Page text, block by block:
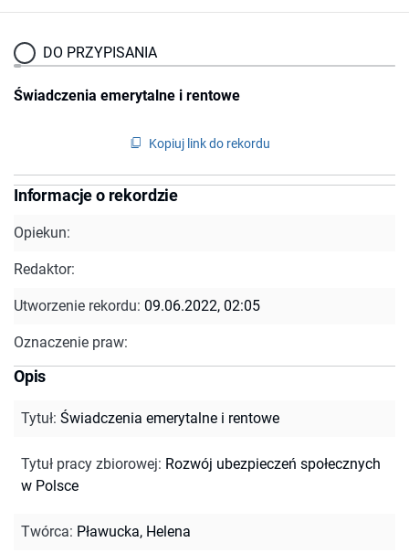
DO PRZYPISANIA
Świadczenia emerytalne i rentowe
Kopiuj link do rekordu
Informacje o rekordzie
Opiekun:
Redaktor:
Utworzenie rekordu: 09.06.2022, 02:05
Oznaczenie praw:
Opis
Tytuł: Świadczenia emerytalne i rentowe
Tytuł pracy zbiorowej: Rozwój ubezpieczeń społecznych
w Polsce
Twórca: Pławucka, Helena